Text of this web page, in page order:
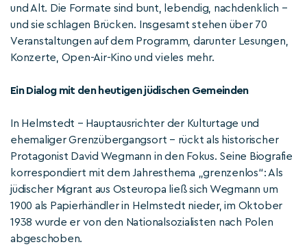
und Alt. Die Formate sind bunt, lebendig, nachdenklich –
und sie schlagen Brücken. Insgesamt stehen über 70
Veranstaltungen auf dem Programm, darunter Lesungen,
Konzerte, Open-Air-Kino und vieles mehr.
Ein Dialog mit den heutigen jüdischen Gemeinden
In Helmstedt – Hauptausrichter der Kulturtage und
ehemaliger Grenzübergangsort – rückt als historischer
Protagonist David Wegmann in den Fokus. Seine Biografie
korrespondiert mit dem Jahresthema „grenzenlos“: Als
jüdischer Migrant aus Osteuropa ließ sich Wegmann um
1900 als Papierhändler in Helmstedt nieder, im Oktober
1938 wurde er von den Nationalsozialisten nach Polen
abgeschoben.